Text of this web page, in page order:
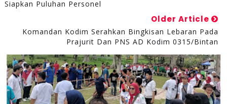
Siapkan Puluhan Personel
Older Article
Komandan Kodim Serahkan Bingkisan Lebaran Pada
Prajurit Dan PNS AD Kodim 0315/Bintan